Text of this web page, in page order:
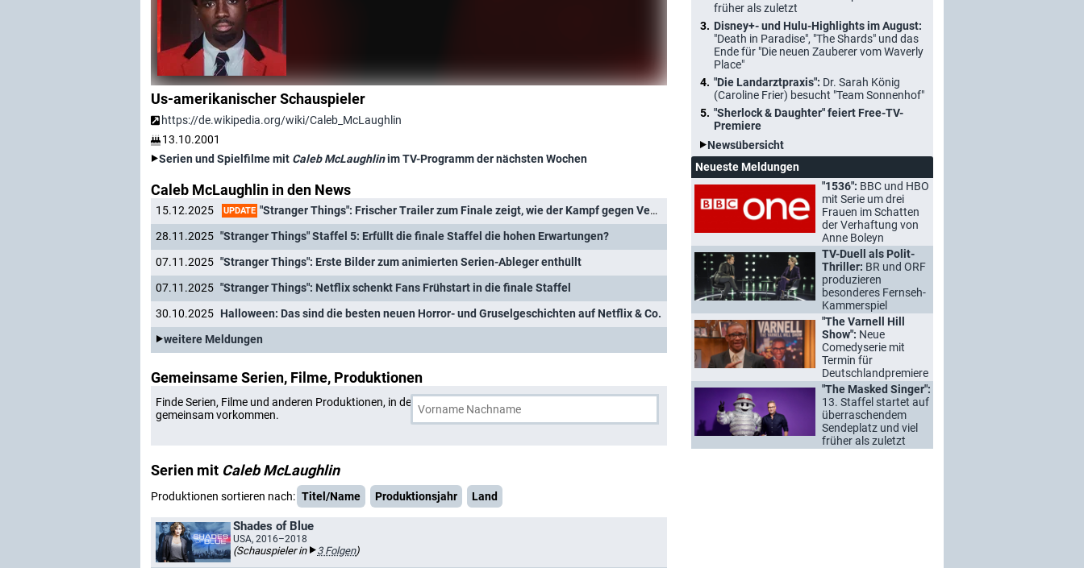
Us-amerikanischer Schauspieler
https://de.wikipedia.org/wiki/Caleb_McLaughlin
13.10.2001
Serien und Spielfilme mit Caleb McLaughlinim TV-Programm der nächsten Wochen
Caleb McLaughlin in den News
15.12.2025 UPDATE "Stranger Things": Frischer Trailer zum Finale zeigt, wie der Kampf gegen Vecna weitergeht
28.11.2025 "Stranger Things" Staffel 5: Erfüllt die finale Staffel die hohen Erwartungen?
07.11.2025 "Stranger Things": Erste Bilder zum animierten Serien-Ableger enthüllt
07.11.2025 "Stranger Things": Netflix schenkt Fans Frühstart in die finale Staffel
30.10.2025 Halloween: Das sind die besten neuen Horror- und Gruselgeschichten auf Netflix & Co.
weitere Meldungen
Gemeinsame Serien, Filme, Produktionen
Finde Serien, Filme und anderen Produktionen, in denen Caleb McLaughlin
gemeinsam vorkommen.
Serien mit Caleb McLaughlin
Produktionen sortieren nach: Titel/Name Produktionsjahr Land
Shades of Blue
USA, 2016–2018
(Schauspieler in 3 Folgen)
früher als zuletzt
Disney+- und Hulu-Highlights im August:
"Death in Paradise", "The Shards" und das
Ende für "Die neuen Zauberer vom Waverly
Place"
"Die Landarztpraxis": Dr. Sarah König
(Caroline Frier) besucht "Team Sonnenhof"
"Sherlock & Daughter" feiert Free-TV-
Premiere
Newsübersicht
Neueste Meldungen
"1536": BBC und HBO
mit Serie um drei
Frauen im Schatten
der Verhaftung von
Anne Boleyn
TV-Duell als Polit-
Thriller: BR und ORF
produzieren
besonderes Fernseh-
Kammerspiel
"The Varnell Hill
Show": Neue
Comedyserie mit
Termin für
Deutschlandpremiere
"The Masked Singer":
13. Staffel startet auf
überraschendem
Sendeplatz und viel
früher als zuletzt